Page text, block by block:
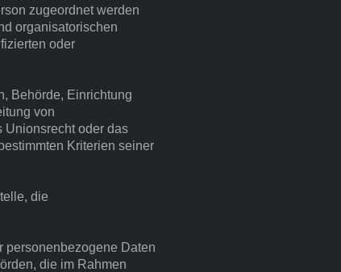
zugeordnet werden
organisatorischen
oder
Behörde, Einrichtung
von
Unionsrecht oder das
Kriterien seiner
die
personenbezogene Daten
die im Rahmen